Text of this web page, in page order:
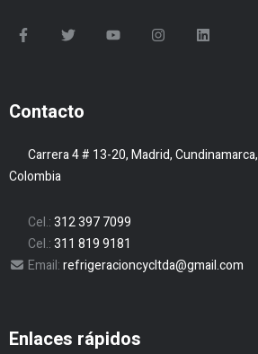
Contacto
Carrera 4 # 13-20, Madrid, Cundinamarca,
Colombia
Cel.:312 397 7099
Cel.:311 819 9181
Email:refrigeracioncycltda@gmail.com
Enlaces rápidos